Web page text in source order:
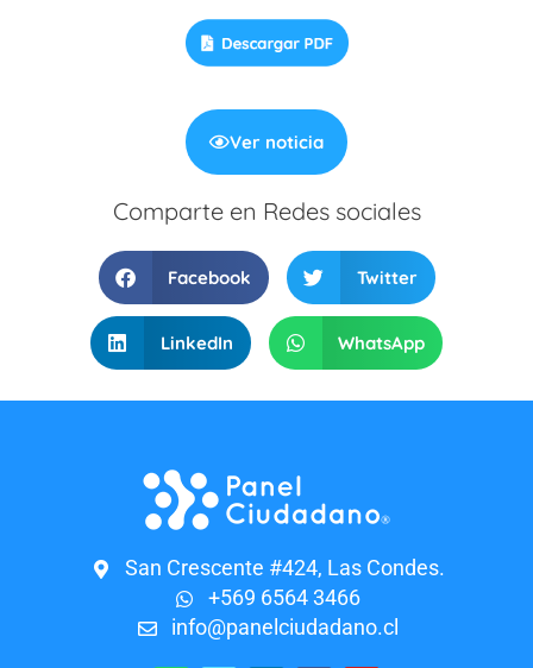
Ver noticia
Comparte en Redes sociales
Facebook Twitter
LinkedIn WhatsApp
San Crescente #424, Las Condes.
+569 6564 3466
info@panelciudadano.cl